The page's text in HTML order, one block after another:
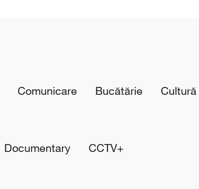
Comunicare Bucătărie Cultură
Documentary CCTV+